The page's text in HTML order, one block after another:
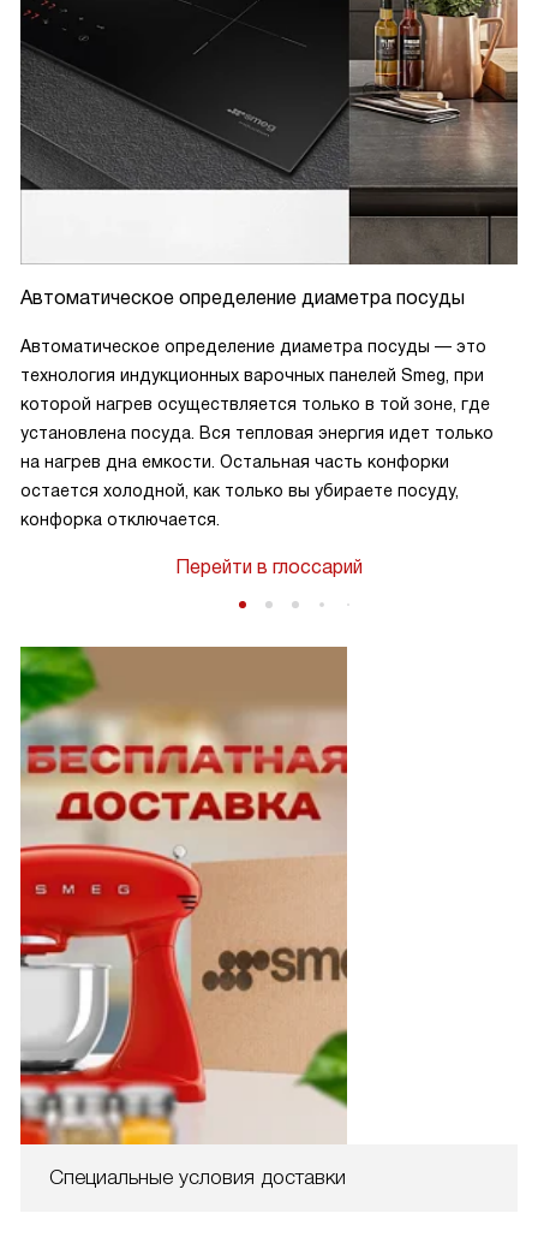
Автоматическое определение диаметра посуды
Автоматическое определение диаметра посуды — это
технология индукционных варочных панелей Smeg, при
которой нагрев осуществляется только в той зоне, где
установлена посуда. Вся тепловая энергия идет только
на нагрев дна емкости. Остальная часть конфорки
остается холодной, как только вы убираете посуду,
конфорка отключается.
Перейти в глоссарий
Специальные условия доставки